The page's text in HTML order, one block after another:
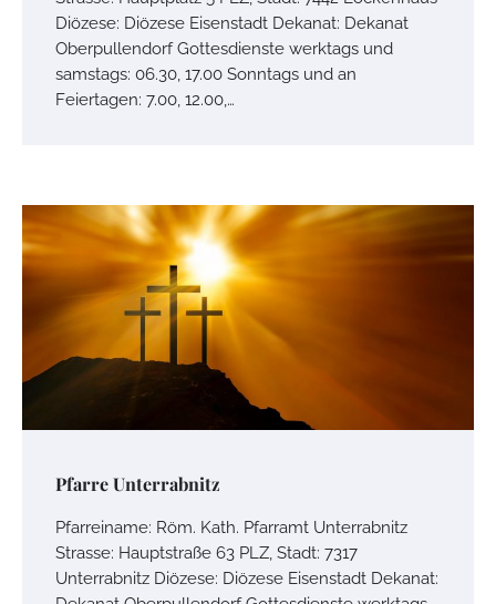
Diözese: Diözese Eisenstadt Dekanat: Dekanat
Oberpullendorf Gottesdienste werktags und
samstags: 06.30, 17.00 Sonntags und an
Feiertagen: 7.00, 12.00,…
Pfarre Unterrabnitz
Pfarreiname: Röm. Kath. Pfarramt Unterrabnitz
Strasse: Hauptstraße 63 PLZ, Stadt: 7317
Unterrabnitz Diözese: Diözese Eisenstadt Dekanat: